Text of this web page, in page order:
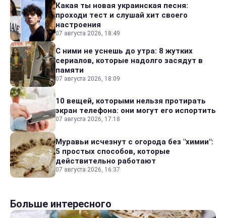
Какая ты новая украинская песня:
проходи тест и слушай хит своего
настроения
07 августа 2026, 18:49
С ними не уснешь до утра: 8 жутких
сериалов, которые надолго засядут в
памяти
07 августа 2026, 18:09
10 вещей, которыми нельзя протирать
экран телефона: они могут его испортить
07 августа 2026, 17:18
Муравьи исчезнут с огорода без "химии":
5 простых способов, которые
действительно работают
07 августа 2026, 16:37
Больше интересного